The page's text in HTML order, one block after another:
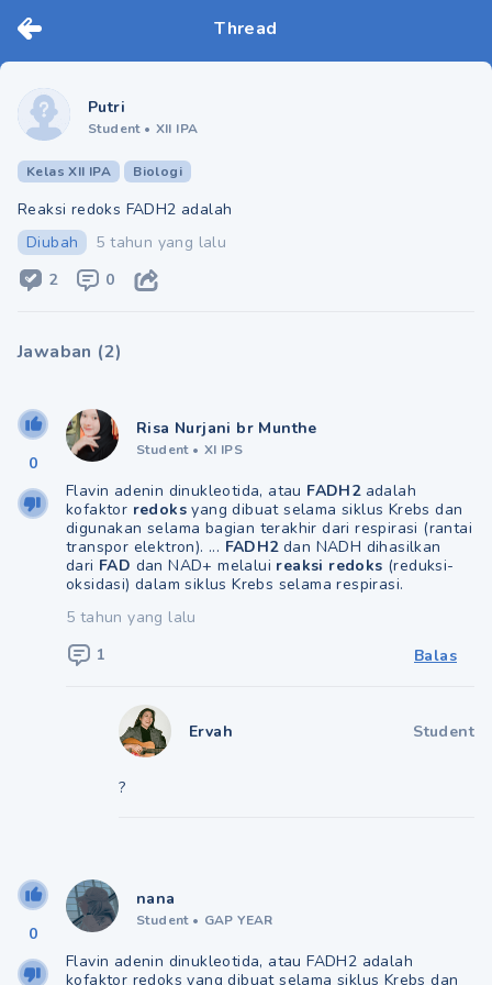
Thread
Putri
Student • XII IPA
Kelas XII IPA Biologi
Reaksi redoks FADH2 adalah
Diubah
5 tahun yang lalu
2
0
Jawaban (2)
0
Risa Nurjani br Munthe
Student • XI IPS
Flavin adenin dinukleotida, atau FADH2adalah
kofaktor redoks yang dibuat selama siklus Krebs dan
digunakan selama bagian terakhir dari respirasi (rantai
transpor elektron). ... FADH2dan NADH dihasilkan
dari FAD dan NAD+ melalui reaksi redoks (reduksi-
oksidasi) dalam siklus Krebs selama respirasi.
5 tahun yang lalu
1
Balas
Ervah Student
?
0
nana
Student • GAP YEAR
Flavin adenin dinukleotida, atau FADH2 adalah
kofaktor redoks yang dibuat selama siklus Krebs dan